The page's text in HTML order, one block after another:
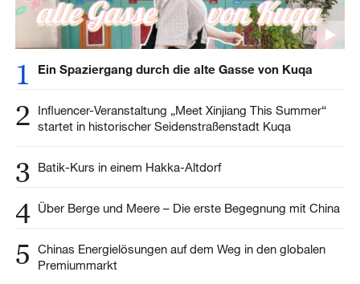
1 Ein Spaziergang durch die alte Gasse von Kuqa
2
Influencer-Veranstaltung „Meet Xinjiang This Summer“
startet in historischer Seidenstraßenstadt Kuqa
3 Batik-Kurs in einem Hakka-Altdorf
4 Über Berge und Meere – Die erste Begegnung mit China
5
Chinas Energielösungen auf dem Weg in den globalen
Premiummarkt